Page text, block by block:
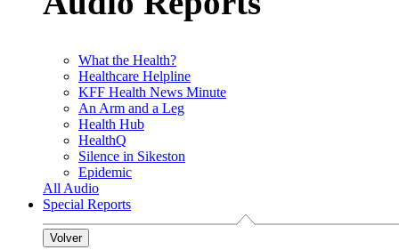
What the Health?
Healthcare Helpline
KFF Health News Minute
An Arm and a Leg
Health Hub
HealthQ
Silence in Sikeston
Epidemic
All Audio
Special Reports
Volver